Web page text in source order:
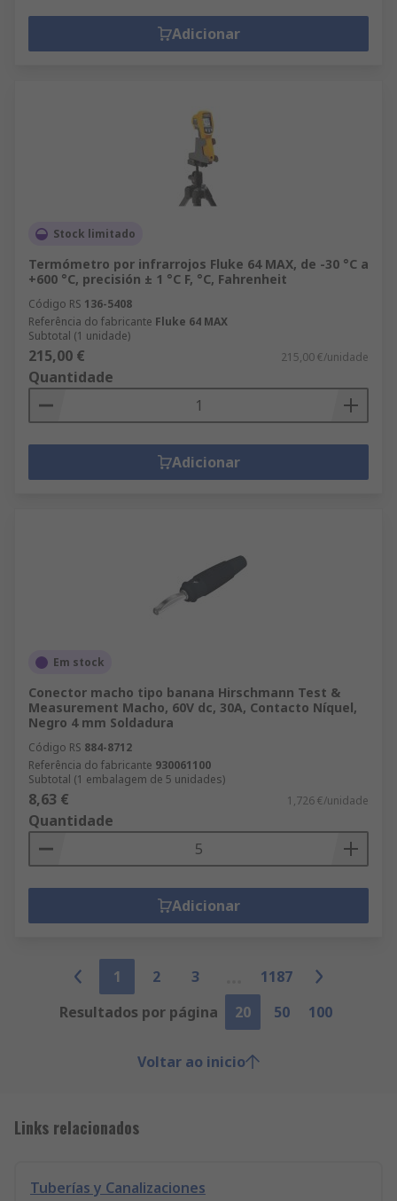
Adicionar
Stock limitado
Termómetro por infrarrojos Fluke 64 MAX, de -30 °C a
+600 °C, precisión ± 1 °C F, °C, Fahrenheit
Código RS 136-5408
Referência do fabricante Fluke 64 MAX
Subtotal (1 unidade)
215,00 € 215,00 €/unidade
Quantidade
Adicionar
Em stock
Conector macho tipo banana Hirschmann Test &
Measurement Macho, 60V dc, 30A, Contacto Níquel,
Negro 4 mm Soldadura
Código RS 884-8712
Referência do fabricante 930061100
Subtotal (1 embalagem de 5 unidades)
8,63 € 1,726 €/unidade
Quantidade
Adicionar
1 2 3
1187
Resultados por página
20 50 100
Voltar ao inicio
Links relacionados
Tuberías y Canalizaciones